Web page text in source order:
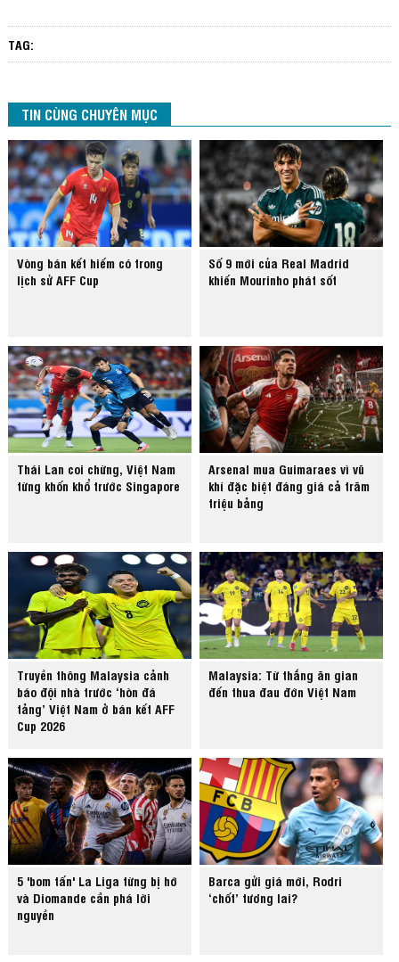
TAG:
TIN CÙNG CHUYÊN MỤC
Vòng bán kết hiếm có trong
lịch sử AFF Cup
Số 9 mới của Real Madrid
khiến Mourinho phát sốt
Thái Lan coi chừng, Việt Nam
từng khốn khổ trước Singapore
Arsenal mua Guimaraes vì vũ
khí đặc biệt đáng giá cả trăm
triệu bảng
Truyền thông Malaysia cảnh
báo đội nhà trước ‘hòn đá
tảng’ Việt Nam ở bán kết AFF
Cup 2026
Malaysia: Từ thắng ăn gian
đến thua đau đớn Việt Nam
5 'bom tấn' La Liga từng bị hớ
và Diomande cần phá lời
nguyền
Barca gửi giá mới, Rodri
‘chốt’ tương lai?